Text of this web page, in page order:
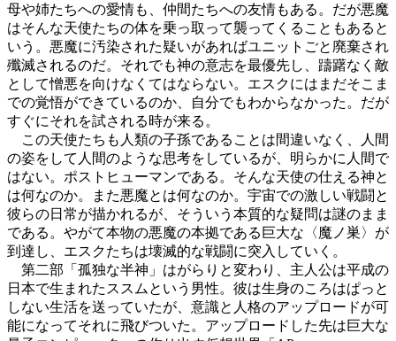
母や姉たちへの愛情も、仲間たちへの友情もある。だが悪魔
はそんな天使たちの体を乗っ取って襲ってくることもあると
いう。悪魔に汚染された疑いがあればユニットごと廃棄され
殲滅されるのだ。それでも神の意志を最優先し、躊躇なく敵
として憎悪を向けなくてはならない。エスクにはまだそこま
での覚悟ができているのか、自分でもわからなかった。だが
すぐにそれを試される時が来る。
この天使たちも人類の子孫であることは間違いなく、人間
の姿をして人間のような思考をしているが、明らかに人間で
はない。ポストヒューマンである。そんな天使の仕える神と
は何なのか。また悪魔とは何なのか。宇宙での激しい戦闘と
彼らの日常が描かれるが、そういう本質的な疑問は謎のまま
である。やがて本物の悪魔の本拠である巨大な〈魔ノ巣〉が
到達し、エスクたちは壊滅的な戦闘に突入していく。
第二部「孤独な半神」はがらりと変わり、主人公は平成の
日本で生まれたススムという男性。彼は生身のころはぱっと
しない生活を送っていたが、意識と人格のアップロードが可
能になってそれに飛びついた。アップロードした先は巨大な